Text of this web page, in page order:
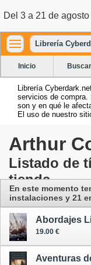
Del 3 a 21 de
Librería
Inicio Buscar
Librería
servicios de compra.
son y en qué le
El uso de nuestro
Arthur
Listado de
tienda
En este momento
instalaciones y 21
Abordajes
19.00 €
Aventuras